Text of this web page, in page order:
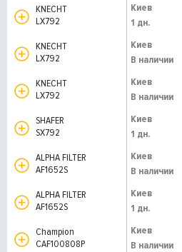
KNECHT
LX792
Киев
1 дн.
KNECHT
LX792
Киев
В наличии
KNECHT
LX792
Киев
В наличии
SHAFER
SX792
Киев
1 дн.
ALPHA FILTER
AF1652S
Киев
В наличии
ALPHA FILTER
AF1652S
Киев
1 дн.
Champion
CAF100808P
Киев
В наличии